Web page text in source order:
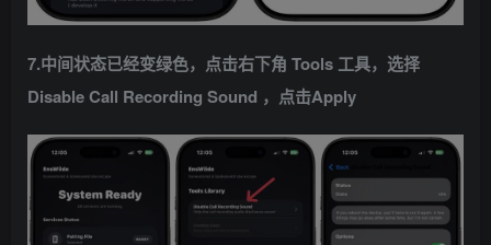
7.中间状态已经变绿色，点击右下角 Tools 工具，选择
Disable Call Recording Sound ，点击Apply